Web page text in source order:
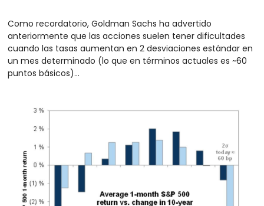
Como recordatorio, Goldman Sachs ha advertido
anteriormente que las acciones suelen tener dificultades
cuando las tasas aumentan en 2 desviaciones estándar en
un mes determinado (lo que en términos actuales es ~60
puntos básicos)...